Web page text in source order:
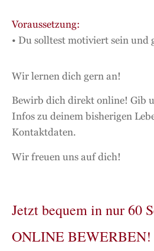
Voraussetzung:
• Du solltest motiviert sein und
Wir lernen dich gern an!
Bewirb dich direkt online! Gib
Infos zu deinem bisherigen
Kontaktdaten.
Wir freuen uns auf dich!
Jetzt bequem in nur 60
ONLINE BEWERBEN!